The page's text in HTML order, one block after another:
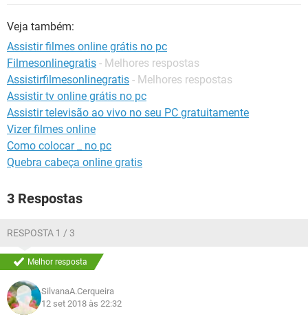
Veja também:
Assistir filmes online grátis no pc
Filmesonlinegratis - Melhores respostas
Assistirfilmesonlinegratis - Melhores respostas
Assistir tv online grátis no pc
Assistir televisão ao vivo no seu PC gratuitamente
Vizer filmes online
Como colocar _ no pc
Quebra cabeça online gratis
3 Respostas
RESPOSTA 1 / 3
Melhor resposta
SilvanaA.Cerqueira
12 set 2018 às 22:32